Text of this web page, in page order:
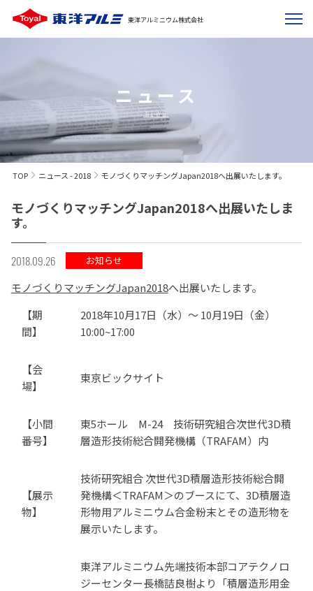
東洋アルミニウム株式会社
ニュース
NEWS
TOP ニュース - 2018 モノづくりマッチングJapan2018へ出展いたします。
モノづくりマッチングJapan2018へ出展いたしま
す。
2018.09.26 お知らせ
モノづくりマッチングJapan2018へ出展いたします。
【期
間】
2018年10月17日（水）～ 10月19日（金）
10:00~17:00
【会
場】
東京ビックサイト
【小間
番号】
東5ホール M-24 技術研究組合次世代3D積
層造形技術総合開発機構（TRAFAM）内
【展示
物】
技術研究組合 次世代3D積層造形技術総合開
発機構＜TRAFAM＞のブースにて、3D積層造
形物用アルミニウム合金粉末とその造形物を
展示いたします。
東洋アルミニウム先端技術本部コアテクノロ
ジーセンター長橋詰良樹より「積層造形用金